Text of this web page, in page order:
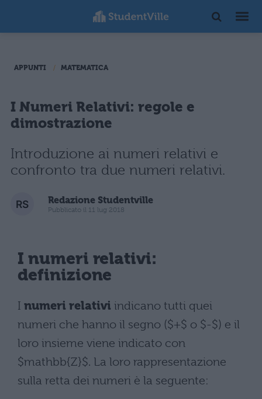
APPUNTI MATEMATICA
I Numeri Relativi: regole e
dimostrazione
Introduzione ai numeri relativi e
confronto tra due numeri relativi.
Redazione Studentville
Pubblicato il 11 lug 2018
I numeri relativi:
definizione
I numeri relativi indicano tutti quei
numeri che hanno il segno ($+$ o $-$) e il
loro insieme viene indicato con
$mathbb{Z}$. La loro rappresentazione
sulla retta dei numeri è la seguente: